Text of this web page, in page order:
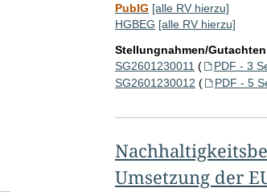
PublG [alle RV hierzu]
HGBEG [alle RV hierzu]
Stellungnahmen/
SG2601230011 ( PDF - 3
SG2601230012 ( PDF - 5
Umsetzung der